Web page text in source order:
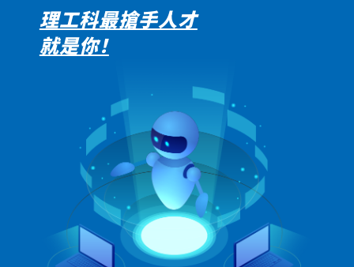
理工科最搶手人才
就是你！